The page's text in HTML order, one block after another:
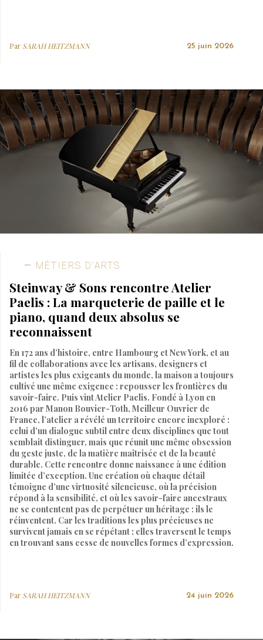
Par SARAH HEITZMANN 25 juin 2026
MÉTIERS D’ARTS
Steinway & Sons rencontre Atelier
Paelis : La marqueterie de paille et le
piano, quand deux absolus se
reconnaissent
En 172 ans d’histoire, entre Hambourg et New York, et au
fil de collaborations avec les artisans, designers et
artistes les plus exigeants du monde, la maison a toujours
cultivé une même exigence : repousser les frontières du
savoir-faire. Puis vint Atelier Paelis. Fondé à Lyon en
2016 par Manon Bouvier-Toth, Meilleur Ouvrier de
France, l’atelier a révélé un territoire encore inexploré :
celui d’un dialogue subtil entre deux disciplines que tout
semblait distinguer, mais que réunit une même obsession
du geste juste, de la matière maîtrisée et de la beauté
durable. Cette rencontre donne naissance à une édition
limitée d’exception. Une création où chaque détail
témoigne d’une virtuosité silencieuse, où la précision
répond à la sensibilité, et où les savoir-faire ancestraux
ne se contentent pas de perpétuer un héritage : ils le
réinventent. Car les traditions les plus précieuses ne
survivent jamais en se répétant ; elles traversent le temps
en trouvant sans cesse de nouvelles formes d’expression.
Par SARAH HEITZMANN 24 juin 2026